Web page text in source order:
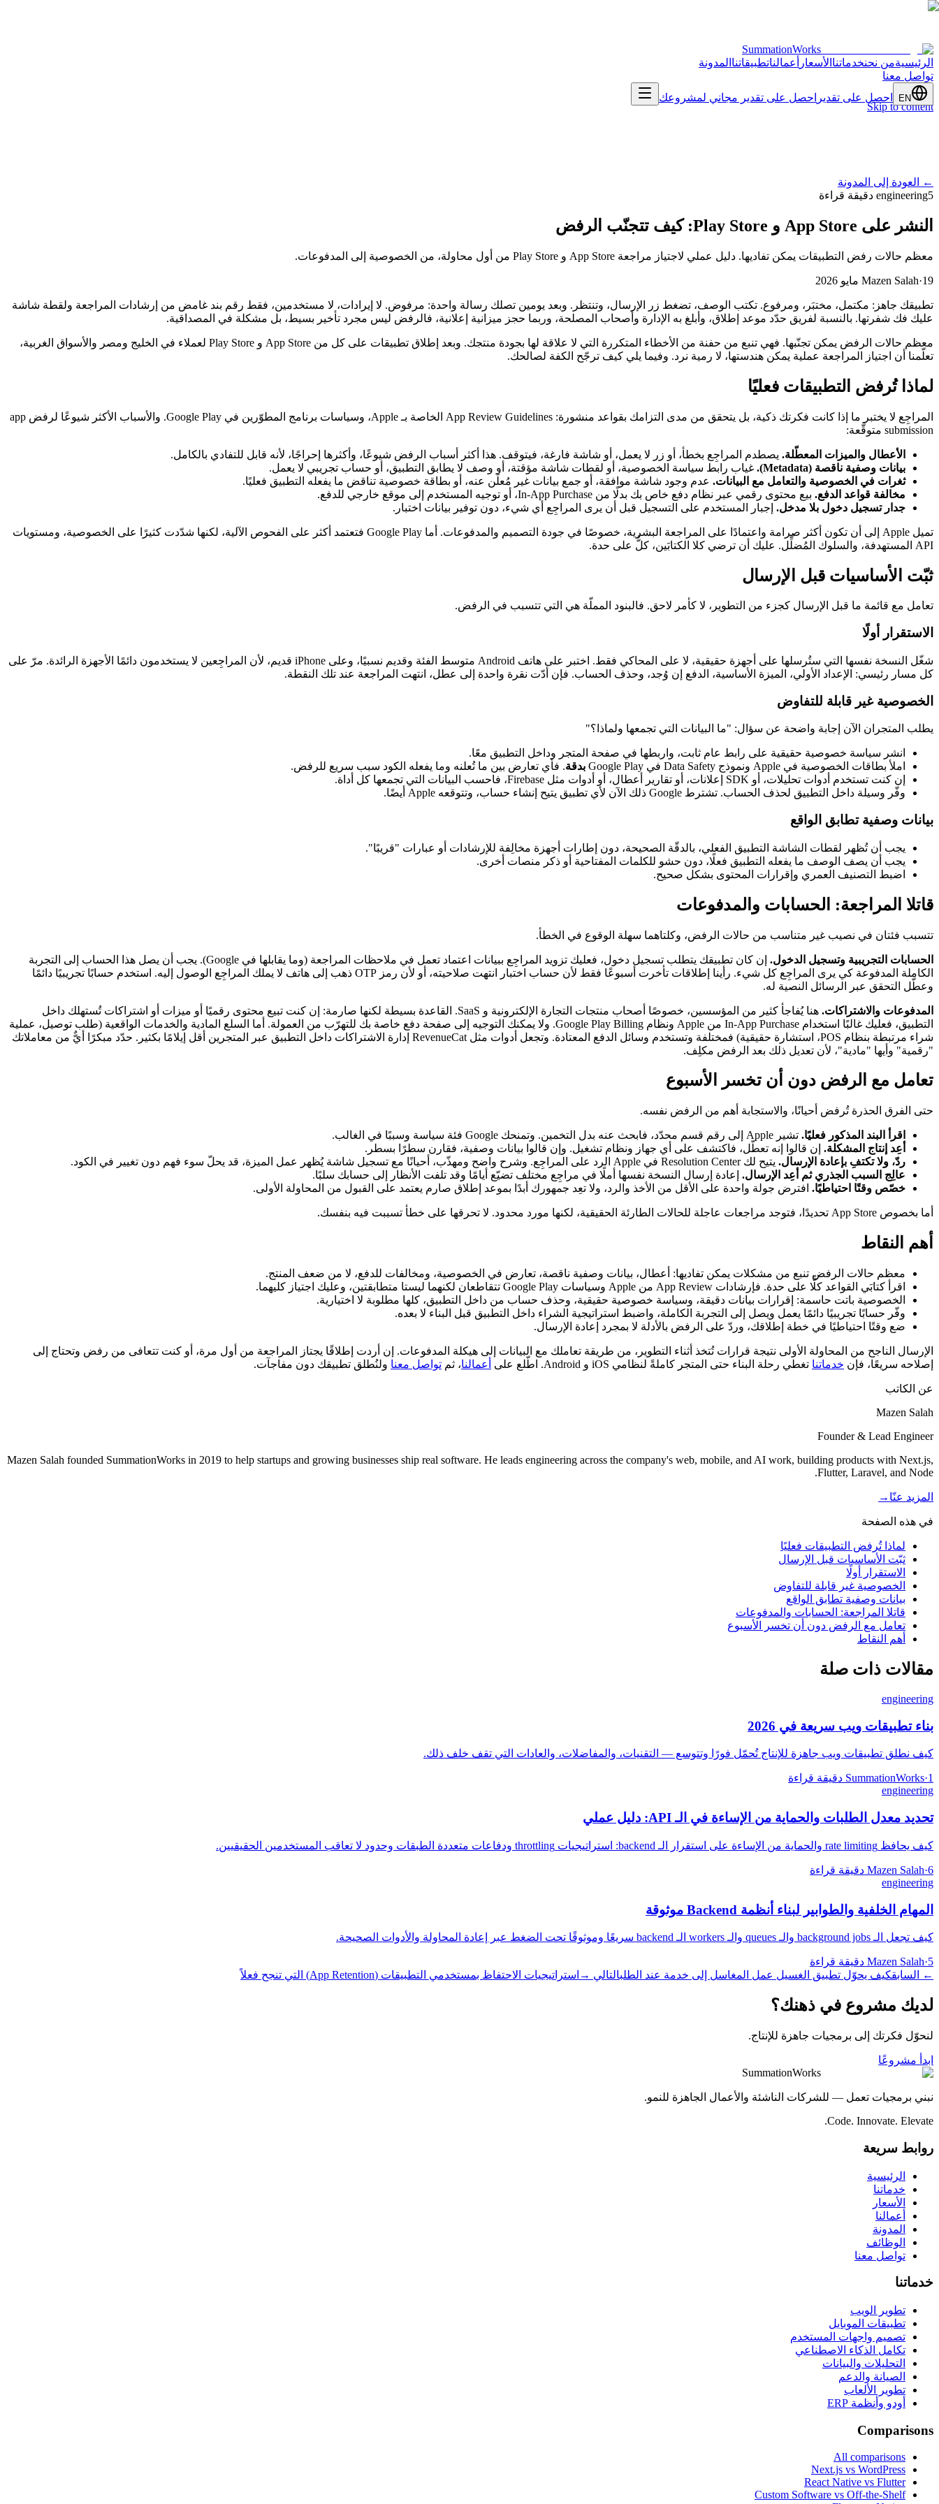
Skip to content
SummationWorks
الرئيسيةمن نحنخدماتنا الأسعار أعمالناتطبيقاتنا المدونة
تواصل معنا
EN احصل على تقدير احصل على تقدير مجاني لمشروعك
←
العودة إلى المدونة
engineering5 دقيقة قراءة
النشر على App Store و Play Store: كيف تتجنّب الرفض
معظم حالات رفض التطبيقات يمكن تفاديها. دليل عملي لاجتياز مراجعة App Store و Play Store من أول محاولة، من الخصوصية إلى المدفوعات.
Mazen Salah·19 مايو 2026
تطبيقك جاهز: مكتمل، مختبَر، ومرفوع. تكتب الوصف، تضغط زر الإرسال، وتنتظر. وبعد يومين تصلك رسالة واحدة: مرفوض. لا إيرادات، لا مستخدمين، فقط رقم بند غامض من إرشادات المراجعة ولقطة شاشة
عليك فك شفرتها. بالنسبة لفريق حدّد موعد إطلاق، وأبلغ به الإدارة وأصحاب المصلحة، وربما حجز ميزانية إعلانية، فالرفض ليس مجرد تأخير بسيط، بل مشكلة في المصداقية.
معظم حالات الرفض يمكن تجنّبها. فهي تنبع من حفنة من الأخطاء المتكررة التي لا علاقة لها بجودة منتجك. وبعد إطلاق تطبيقات على كل من App Store و Play Store لعملاء في الخليج ومصر والأسواق الغربية،
تعلّمنا أن اجتياز المراجعة عملية يمكن هندستها، لا رمية نرد. وفيما يلي كيف ترجّح الكفة لصالحك.
لماذا تُرفض التطبيقات فعليًا
المراجِع لا يختبر ما إذا كانت فكرتك ذكية، بل يتحقق من مدى التزامك بقواعد منشورة: App Review Guidelines الخاصة بـ Apple، وسياسات برنامج المطوّرين في Google Play. والأسباب الأكثر شيوعًا لرفض app
submission متوقَّعة:
الأعطال والميزات المعطّلة. يصطدم المراجِع بخطأ، أو زر لا يعمل، أو شاشة فارغة، فيتوقف. هذا أكثر أسباب الرفض شيوعًا، وأكثرها إحراجًا، لأنه قابل للتفادي بالكامل.
بيانات وصفية ناقصة (Metadata).
غياب رابط سياسة الخصوصية، أو لقطات شاشة مؤقتة، أو وصف لا يطابق التطبيق، أو حساب تجريبي لا يعمل.
ثغرات في الخصوصية والتعامل مع البيانات. عدم وجود شاشة موافقة، أو جمع بيانات غير مُعلَن عنه، أو بطاقة خصوصية تناقض ما يفعله التطبيق فعليًا.
مخالفة قواعد الدفع. بيع محتوى رقمي عبر نظام دفع خاص بك بدلًا من In-App Purchase، أو توجيه المستخدم إلى موقع خارجي للدفع.
جدار تسجيل دخول بلا مدخل. إجبار المستخدم على التسجيل قبل أن يرى المراجِع أي شيء، دون توفير بيانات اختبار.
تميل Apple إلى أن تكون أكثر صرامة واعتمادًا على المراجعة البشرية، خصوصًا في جودة التصميم والمدفوعات. أما Google Play فتعتمد أكثر على الفحوص الآلية، لكنها شدّدت كثيرًا على الخصوصية، ومستويات
API المستهدفة، والسلوك المُضلِّل. عليك أن ترضي كلا الكتابَين، كلٌّ على حدة.
ثبّت الأساسيات قبل الإرسال
تعامل مع قائمة ما قبل الإرسال كجزء من التطوير، لا كأمر لاحق. فالبنود المملّة هي التي تتسبب في الرفض.
الاستقرار أولًا
شغّل النسخة نفسها التي ستُرسلها على أجهزة حقيقية، لا على المحاكي فقط. اختبر على هاتف Android متوسط الفئة وقديم نسبيًا، وعلى iPhone قديم، لأن المراجِعين لا يستخدمون دائمًا الأجهزة الرائدة. مرّ على
كل مسار رئيسي: الإعداد الأولي، الميزة الأساسية، الدفع إن وُجد، وحذف الحساب. فإن أدّت نقرة واحدة إلى عطل، انتهت المراجعة عند تلك النقطة.
الخصوصية غير قابلة للتفاوض
يطلب المتجران الآن إجابة واضحة عن سؤال: "ما البيانات التي تجمعها ولماذا؟"
انشر سياسة خصوصية حقيقية على رابط عام ثابت، واربطها في صفحة المتجر وداخل التطبيق معًا.
املأ بطاقات الخصوصية في Apple ونموذج Data Safety في Google Play
بدقة. فأي تعارض بين ما تُعلنه وما يفعله الكود سبب سريع للرفض.
إن كنت تستخدم أدوات تحليلات، أو SDK إعلانات، أو تقارير أعطال، أو أدوات مثل Firebase، فاحسب البيانات التي تجمعها كل أداة.
وفّر وسيلة داخل التطبيق لحذف الحساب. تشترط Google ذلك الآن لأي تطبيق يتيح إنشاء حساب، وتتوقعه Apple أيضًا.
بيانات وصفية تطابق الواقع
يجب أن تُظهر لقطات الشاشة التطبيق الفعلي، بالدقّة الصحيحة، دون إطارات أجهزة مخالِفة للإرشادات أو عبارات "قريبًا".
يجب أن يصف الوصف ما يفعله التطبيق فعلًا، دون حشو للكلمات المفتاحية أو ذكر منصات أخرى.
اضبط التصنيف العمري وإقرارات المحتوى بشكل صحيح.
قاتلا المراجعة: الحسابات والمدفوعات
تتسبب فئتان في نصيب غير متناسب من حالات الرفض، وكلتاهما سهلة الوقوع في الخطأ.
الحسابات التجريبية وتسجيل الدخول.
إن كان تطبيقك يتطلب تسجيل دخول، فعليك تزويد المراجِع ببيانات اعتماد تعمل في ملاحظات المراجعة (وما يقابلها في Google). يجب أن يصل هذا الحساب إلى التجربة
الكاملة المدفوعة كي يرى المراجِع كل شيء. رأينا إطلاقات تأخرت أسبوعًا فقط لأن حساب اختبار انتهت صلاحيته، أو لأن رمز OTP ذهب إلى هاتف لا يملك المراجِع الوصول إليه. استخدم حسابًا تجريبيًا دائمًا
وعطّل التحقق عبر الرسائل النصية له.
المدفوعات والاشتراكات.
هنا يُفاجأ كثير من المؤسسين، خصوصًا أصحاب منتجات التجارة الإلكترونية و SaaS. القاعدة بسيطة لكنها صارمة: إن كنت تبيع محتوى رقميًا أو ميزات أو اشتراكات تُستهلك داخل
التطبيق، فعليك غالبًا استخدام In-App Purchase من Apple ونظام Google Play Billing. ولا يمكنك التوجيه إلى صفحة دفع خاصة بك للتهرّب من العمولة. أما السلع المادية والخدمات الواقعية (طلب توصيل، عملية
شراء مرتبطة بنظام POS، استشارة حقيقية) فمختلفة وتستخدم وسائل الدفع المعتادة. وتجعل أدوات مثل RevenueCat إدارة الاشتراكات داخل التطبيق عبر المتجرين أقل إيلامًا بكثير. حدّد مبكرًا أيٌّ من معاملاتك
"رقمية" وأيها "مادية"، لأن تعديل ذلك بعد الرفض مكلِف.
تعامل مع الرفض دون أن تخسر الأسبوع
حتى الفرق الحذرة تُرفض أحيانًا، والاستجابة أهم من الرفض نفسه.
اقرأ البند المذكور فعليًا. تشير Apple إلى رقم قسم محدّد، فابحث عنه بدل التخمين. وتمنحك Google فئة سياسة وسببًا في الغالب.
أعِد إنتاج المشكلة. إن قالوا إنه تعطّل، فاكتشف على أي جهاز ونظام تشغيل. وإن قالوا بيانات وصفية، فقارن سطرًا بسطر.
ردّ، ولا تكتفِ بإعادة الإرسال. يتيح لك Resolution Center في Apple الرد على المراجِع. وشرح واضح ومهذّب، أحيانًا مع تسجيل شاشة يُظهر عمل الميزة، قد يحلّ سوء فهم دون تغيير في الكود.
عالِج السبب الجذري ثم أعِد الإرسال. إعادة إرسال النسخة نفسها أملًا في مراجِع مختلف تضيّع أيامًا وقد تلفت الأنظار إلى حسابك سلبًا.
خصّص وقتًا احتياطيًا. افترض جولة واحدة على الأقل من الأخذ والرد، ولا تعِد جمهورك أبدًا بموعد إطلاق صارم يعتمد على القبول من المحاولة الأولى.
أما بخصوص App Store تحديدًا، فتوجد مراجعات عاجلة للحالات الطارئة الحقيقية، لكنها مورد محدود. لا تحرقها على خطأ تسببت فيه بنفسك.
أهم النقاط
معظم حالات الرفض تنبع من مشكلات يمكن تفاديها: أعطال، بيانات وصفية ناقصة، تعارض في الخصوصية، ومخالفات للدفع، لا من ضعف المنتج.
اقرأ كتابَي القواعد كلًّا على حدة. فإرشادات App Review من Apple وسياسات Google Play تتقاطعان لكنهما ليستا متطابقتين، وعليك اجتياز كليهما.
الخصوصية باتت حاسمة: إقرارات بيانات دقيقة، وسياسة خصوصية حقيقية، وحذف حساب من داخل التطبيق، كلها مطلوبة لا اختيارية.
وفّر حسابًا تجريبيًا دائمًا يعمل ويصل إلى التجربة الكاملة، واضبط استراتيجية الشراء داخل التطبيق قبل البناء لا بعده.
ضع وقتًا احتياطيًا في خطة إطلاقك، وردّ على الرفض بالأدلة لا بمجرد إعادة الإرسال.
الإرسال الناجح من المحاولة الأولى نتيجة قرارات تُتخذ أثناء التطوير، من طريقة تعاملك مع البيانات إلى هيكلة المدفوعات. إن أردت إطلاقًا يجتاز المراجعة من أول مرة، أو كنت تتعافى من رفض وتحتاج إلى
إصلاحه سريعًا، فإن خدماتنا تغطي رحلة البناء حتى المتجر كاملةً لنظامي iOS و Android. اطّلع على أعمالنا، ثم تواصل معنا ولنُطلق تطبيقك دون مفاجآت.
عن الكاتب
Mazen Salah
Founder & Lead Engineer
Mazen Salah founded SummationWorks in 2019 to help startups and growing businesses ship real software. He leads engineering across the company's web, mobile, and AI work, building products with Next.js,
Flutter, Laravel, and Node.
المزيد عنّا →
في هذه الصفحة
لماذا تُرفض التطبيقات فعليًا
ثبّت الأساسيات قبل الإرسال
الاستقرار أولًا
الخصوصية غير قابلة للتفاوض
بيانات وصفية تطابق الواقع
قاتلا المراجعة: الحسابات والمدفوعات
تعامل مع الرفض دون أن تخسر الأسبوع
أهم النقاط
مقالات ذات صلة
engineering
بناء تطبيقات ويب سريعة في 2026
كيف نطلق تطبيقات ويب جاهزة للإنتاج تُحمّل فورًا وتتوسع — التقنيات، والمفاضلات، والعادات التي تقف خلف ذلك.
SummationWorks·1 دقيقة قراءة
engineering
تحديد معدل الطلبات والحماية من الإساءة في الـ API: دليل عملي
كيف يحافظ rate limiting والحماية من الإساءة على استقرار الـ backend: استراتيجيات throttling ودفاعات متعددة الطبقات وحدود لا تعاقب المستخدمين الحقيقيين.
Mazen Salah·6 دقيقة قراءة
engineering
المهام الخلفية والطوابير لبناء أنظمة Backend موثوقة
كيف تجعل الـ background jobs والـ queues والـ workers الـ backend سريعًا وموثوقًا تحت الضغط عبر إعادة المحاولة والأدوات الصحيحة.
Mazen Salah·5 دقيقة قراءة
←
السابقكيف يحوّل تطبيق الغسيل عمل المغاسل إلى خدمة عند الطلبالتالي → استراتيجيات الاحتفاظ بمستخدمي التطبيقات (App Retention) التي تنجح فعلاً
لديك مشروع في ذهنك؟
لنحوّل فكرتك إلى برمجيات جاهزة للإنتاج.
ابدأ مشروعًا
SummationWorks
نبني برمجيات تعمل — للشركات الناشئة والأعمال الجاهزة للنمو.
Code. Innovate. Elevate.
روابط سريعة
الرئيسية
خدماتنا
الأسعار
أعمالنا
المدونة
الوظائف
تواصل معنا
خدماتنا
تطوير الويب
تطبيقات الموبايل
تصميم واجهات المستخدم
تكامل الذكاء الاصطناعي
التحليلات والبيانات
الصيانة والدعم
تطوير الألعاب
أودو وأنظمة ERP
Comparisons
All comparisons
Next.js vs WordPress
React Native vs Flutter
Custom Software vs Off-the-Shelf